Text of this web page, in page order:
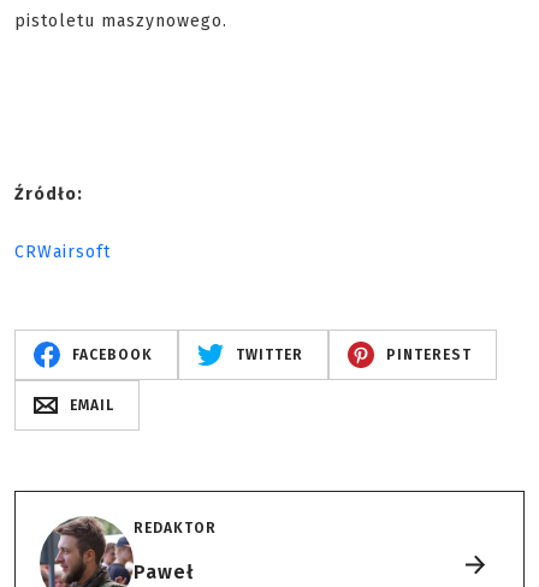
pistoletu maszynowego.
Źródło:
CRWairsoft
FACEBOOK TWITTER PINTEREST
EMAIL
REDAKTOR
Paweł